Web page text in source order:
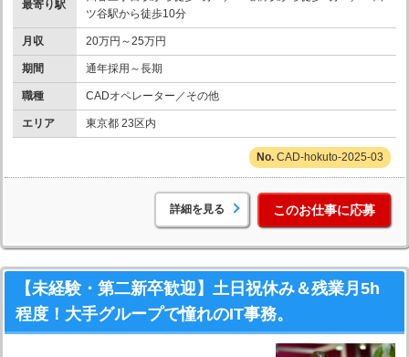
最寄り駅
ツ谷駅から徒歩10分
月収 20万円～25万円
期間 通年採用～長期
職種 CADオペレーター／その他
エリア 東京都 23区内
CAD-hokuto-2025-03
詳細を見る このお仕事に応募
【未経験・第二新卒歓迎】土日祝休み＆残業月5h
程度！大手グループで憧れのIT事務。